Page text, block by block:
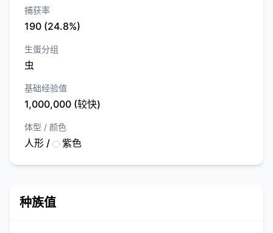
捕获率
190 (24.8%)
生蛋分组
虫
基础经验值
1,000,000 (较快)
体型 / 颜色
人形 / 紫色
种族值